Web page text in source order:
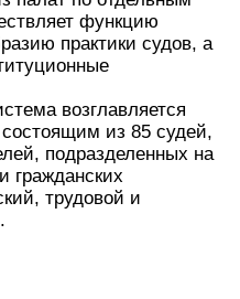
функцию
практики судов, а
возглавляется
из 85 судей,
подразделенных на
гражданских
трудовой и